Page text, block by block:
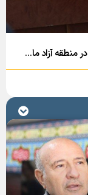
هم‌افزایی برای توسعه صادرات فناوری اطلاعات در منطقه آزاد ماکو